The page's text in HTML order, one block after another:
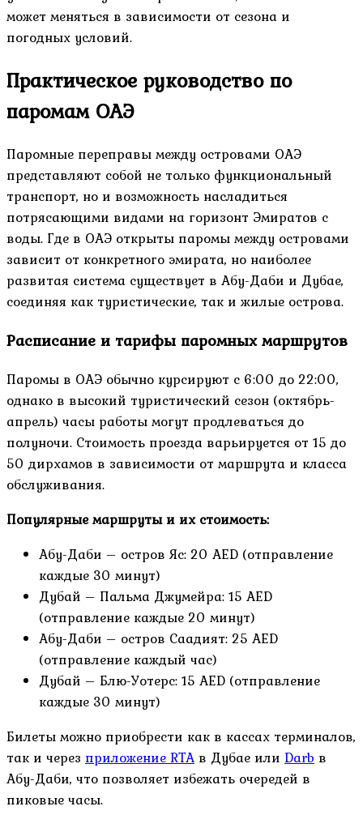
может меняться в зависимости от сезона и
погодных условий.
Практическое руководство по
паромам ОАЭ
Паромные переправы между островами ОАЭ
представляют собой не только функциональный
транспорт, но и возможность насладиться
потрясающими видами на горизонт Эмиратов с
воды. Где в ОАЭ открыты паромы между островами
зависит от конкретного эмирата, но наиболее
развитая система существует в Абу-Даби и Дубае,
соединяя как туристические, так и жилые острова.
Расписание и тарифы паромных маршрутов
Паромы в ОАЭ обычно курсируют с 6:00 до 22:00,
однако в высокий туристический сезон (октябрь-
апрель) часы работы могут продлеваться до
полуночи. Стоимость проезда варьируется от 15 до
50 дирхамов в зависимости от маршрута и класса
обслуживания.
Популярные маршруты и их стоимость:
Абу-Даби – остров Яс: 20 AED (отправление
каждые 30 минут)
Дубай – Пальма Джумейра: 15 AED
(отправление каждые 20 минут)
Абу-Даби – остров Саадият: 25 AED
(отправление каждый час)
Дубай – Блю-Уотерс: 15 AED (отправление
каждые 30 минут)
Билеты можно приобрести как в кассах терминалов,
так и через приложение RTAв Дубае или Darb в
Абу-Даби, что позволяет избежать очередей в
пиковые часы.